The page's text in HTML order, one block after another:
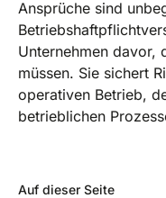
Ansprüche sind
Unternehmen davor,
müssen. Sie sichert
operativen Betrieb,
betrieblichen
Auf dieser Seite